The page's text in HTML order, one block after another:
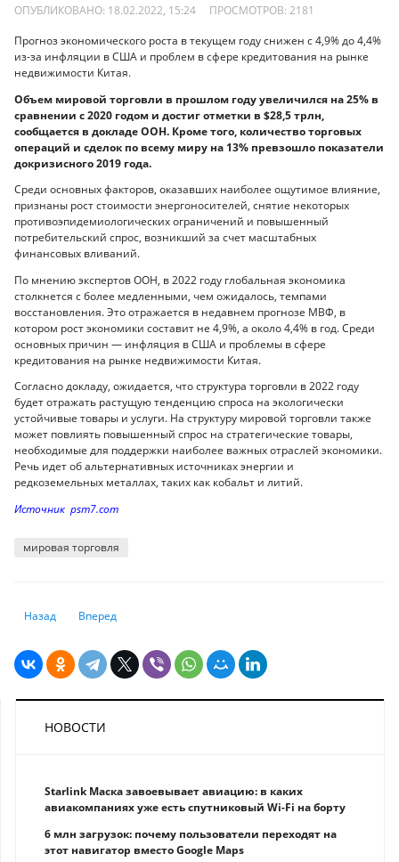
ОПУБЛИКОВАНО: 18.02.2022, 15:24 ПРОСМОТРОВ: 2181
Прогноз экономического роста в текущем году снижен с 4,9% до 4,4%
из-за инфляции в США и проблем в сфере кредитования на рынке
недвижимости Китая.
Объем мировой торговли в прошлом году увеличился на 25% в
сравнении с 2020 годом и достиг отметки в $28,5 трлн,
сообщается в докладе ООН. Кроме того, количество торговых
операций и сделок по всему миру на 13% превзошло показатели
докризисного 2019 года.
Среди основных факторов, оказавших наиболее ощутимое влияние,
признаны рост стоимости энергоносителей, снятие некоторых
противоэпидемиологических ограничений и повышенный
потребительский спрос, возникший за счет масштабных
финансовых вливаний.
По мнению экспертов ООН, в 2022 году глобальная экономика
столкнется с более медленными, чем ожидалось, темпами
восстановления. Это отражается в недавнем прогнозе МВФ, в
котором рост экономики составит не 4,9%, а около 4,4% в год. Среди
основных причин — инфляция в США и проблемы в сфере
кредитования на рынке недвижимости Китая.
Согласно докладу, ожидается, что структура торговли в 2022 году
будет отражать растущую тенденцию спроса на экологически
устойчивые товары и услуги. На структуру мировой торговли также
может повлиять повышенный спрос на стратегические товары,
необходимые для поддержки наиболее важных отраслей экономики.
Речь идет об альтернативных источниках энергии и
редкоземельных металлах, таких как кобальт и литий.
Источник psm7.com
мировая торговля
Предыдущий: Более 14,5 млн домов пострадали от природных
Назад Следующий: Инвестиции в финтех в 2021 году достигли
Вперед
НОВОСТИ
Starlink Маска завоевывает авиацию: в каких
авиакомпаниях уже есть спутниковый Wi-Fi на борту
6 млн загрузок: почему пользователи переходят на
этот навигатор вместо Google Maps